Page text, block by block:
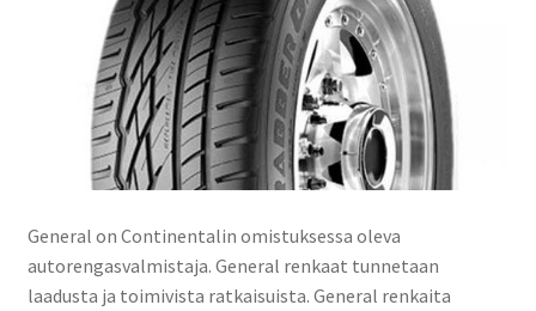
General on Continentalin omistuksessa oleva
autorengasvalmistaja. General renkaat tunnetaan
laadusta ja toimivista ratkaisuista. General renkaita